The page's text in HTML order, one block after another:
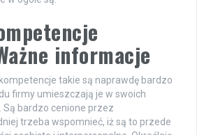
informacje
takie są naprawdę bardzo
firmy umieszczają je w swoich
Są bardzo cenione przez
trzeba wspomnieć, iż są to przede